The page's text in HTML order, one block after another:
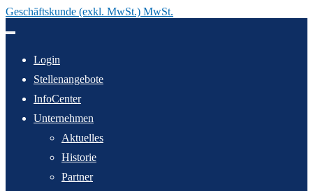
Geschäftskunde (exkl. MwSt.) MwSt.
Inhalt
Login
Stellenangebote
InfoCenter
Unternehmen
Aktuelles
Historie
Partner